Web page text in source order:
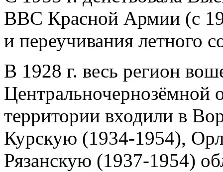
ВВС Красной Армии (с
и переучивания летного
В 1928 г. весь регион
Центральночернозёмной
территории входили в
Курскую (1934-1954),
Рязанскую (1937-1954)